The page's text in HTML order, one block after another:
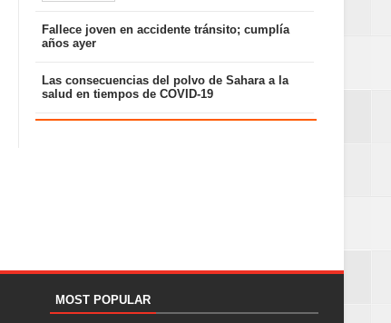
Fallece joven en accidente tránsito; cumplía
años ayer
Las consecuencias del polvo de Sahara a la
salud en tiempos de COVID-19
MOST POPULAR